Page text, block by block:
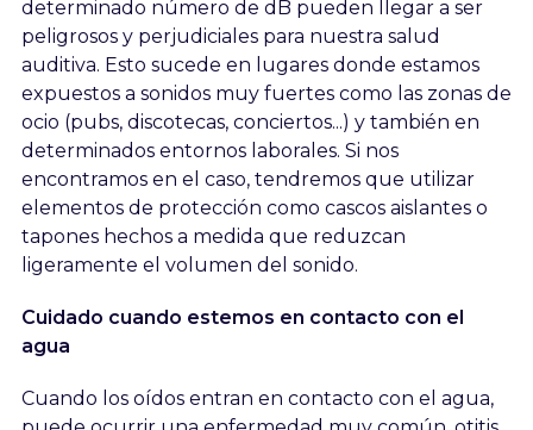
determinado número de dB pueden llegar a ser
peligrosos y perjudiciales para nuestra salud
auditiva. Esto sucede en lugares donde estamos
expuestos a sonidos muy fuertes como las zonas de
ocio (pubs, discotecas, conciertos...) y también en
determinados entornos laborales. Si nos
encontramos en el caso, tendremos que utilizar
elementos de protección como cascos aislantes o
tapones hechos a medida que reduzcan
ligeramente el volumen del sonido.
Cuidado cuando estemos en contacto con el
agua
Cuando los oídos entran en contacto con el agua,